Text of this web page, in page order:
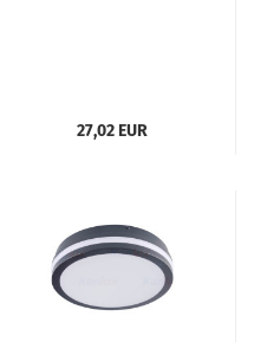
27,02 EUR